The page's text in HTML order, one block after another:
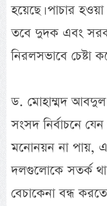
হয়েছে। পাচার
তবে দুদক এবং
নিরলসভাবে চেষ্টা
ড. মোহাম্মদ
সংসদ নির্বাচনে যেন
মনোনয়ন না পায়,
দলগুলোকে সতর্ক
বেচাকেনা বন্ধ